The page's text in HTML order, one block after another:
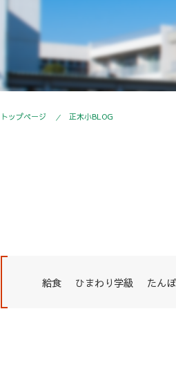
トップページ 正木小BLOG
給食 ひまわり学級 たん